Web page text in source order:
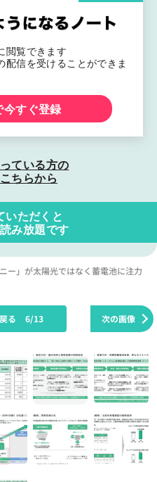
閲覧できます
配信を受けることができま
今すぐ登録
ている方の
ちらから
いただくと
み放題です
ー」が太陽光ではなく蓄電池に注力
次の画像
る 6/13